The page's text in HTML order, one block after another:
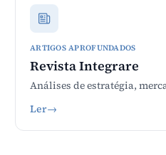
ARTIGOS APROFUNDADOS
Revista Integrare
Análises de estratégia,
Ler→